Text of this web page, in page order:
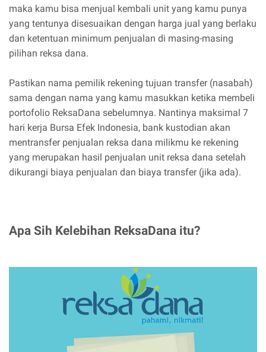
maka kamu bisa menjual kembali unit yang kamu punya
yang tentunya disesuaikan dengan harga jual yang berlaku
dan ketentuan minimum penjualan di masing-masing
pilihan reksa dana.
Pastikan nama pemilik rekening tujuan transfer (nasabah)
sama dengan nama yang kamu masukkan ketika membeli
portofolio ReksaDana sebelumnya. Nantinya maksimal 7
hari kerja Bursa Efek Indonesia, bank kustodian akan
mentransfer penjualan reksa dana milikmu ke rekening
yang merupakan hasil penjualan unit reksa dana setelah
dikurangi biaya penjualan dan biaya transfer (jika ada).
Apa Sih Kelebihan ReksaDana itu?